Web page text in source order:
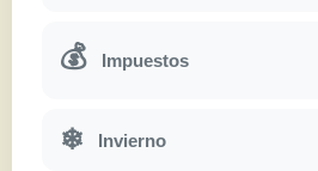
💰 Impuestos
❄ Invierno